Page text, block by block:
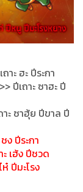
าะ ฮะ ปีระกา
ปีเถาะ ซาฮะ ปี
าะ ซาฮุ้ย ปีขาล ปี
ง ปีระกา
เฮ้ง ปีชวด
ปีมะโรง